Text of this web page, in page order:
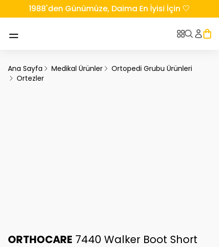
1988'den Günümüze, Daima En İyisi İçin 🤍
Ana Sayfa Medikal Ürünler
Ortopedi Grubu Ürünleri
Ortezler
ORTHOCARE 7440 Walker Boot Short